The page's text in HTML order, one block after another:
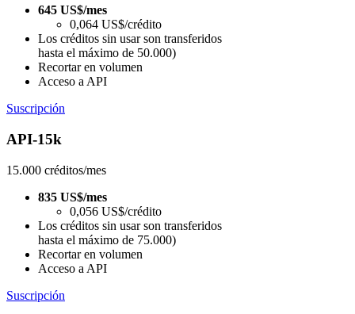
645 US$/mes
0,064 US$/crédito
Los créditos sin usar son transferidos
hasta el máximo de 50.000)
Recortar en volumen
Acceso a API
Suscripción
API-15k
15.000 créditos/mes
835 US$/mes
0,056 US$/crédito
Los créditos sin usar son transferidos
hasta el máximo de 75.000)
Recortar en volumen
Acceso a API
Suscripción